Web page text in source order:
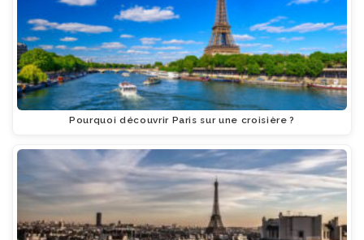
Pourquoi découvrir Paris sur une croisière ?